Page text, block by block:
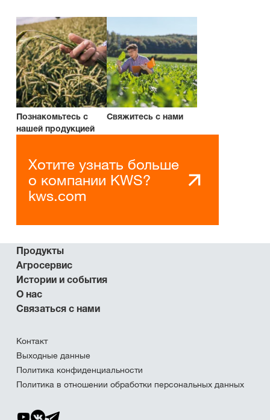
Познакомьтесь с
нашей продукцией
Свяжитесь с нами
Хотите узнать больше
о компании KWS?
kws.com
Продукты
Агросервис
Истории и события
О нас
Связаться с нами
Контакт
Выходные данные
Политика конфиденциальности
Политика в отношении обработки персональных данных